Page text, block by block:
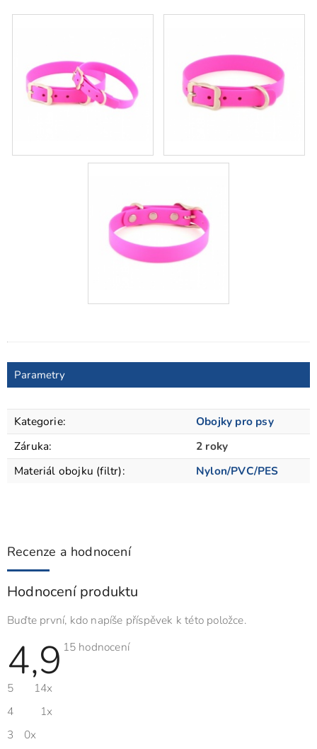
Parametry
Kategorie:
Obojky pro psy
Záruka:
2 roky
Materiál obojku (filtr): Nylon/PVC/PES
Recenze a hodnocení
Hodnocení produktu
Buďte první, kdo napíše příspěvek k této položce.
4,9 Průměrné
15 hodnocení
5
14x
4
1x
3
0x